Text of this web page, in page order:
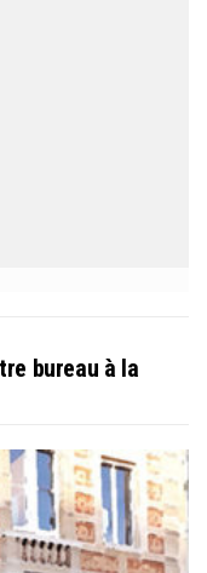
bureau à la